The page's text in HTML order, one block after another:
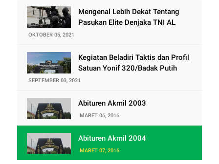
Mengenal Lebih Dekat Tentang
Pasukan Elite Denjaka TNI AL
OKTOBER 05, 2021
Kegiatan Beladiri Taktis dan Profil
Satuan Yonif 320/Badak Putih
SEPTEMBER 03, 2021
Abituren Akmil 2003
MARET 06, 2016
Abituren Akmil 2004
MARET 07, 2016